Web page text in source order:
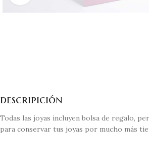
descripición
Todas las joyas incluyen bolsa de regalo,
para conservar tus joyas por mucho más